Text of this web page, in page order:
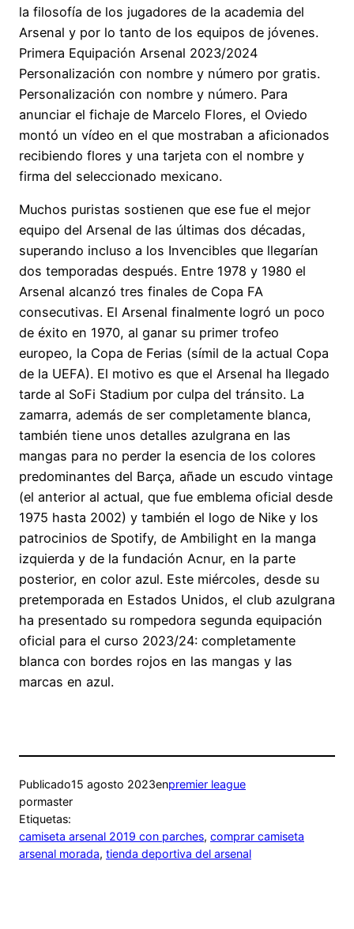
la filosofía de los jugadores de la academia del
Arsenal y por lo tanto de los equipos de jóvenes.
Primera Equipación Arsenal 2023/2024
Personalización con nombre y número por gratis.
Personalización con nombre y número. Para
anunciar el fichaje de Marcelo Flores, el Oviedo
montó un vídeo en el que mostraban a aficionados
recibiendo flores y una tarjeta con el nombre y
firma del seleccionado mexicano.
Muchos puristas sostienen que ese fue el mejor
equipo del Arsenal de las últimas dos décadas,
superando incluso a los Invencibles que llegarían
dos temporadas después. Entre 1978 y 1980 el
Arsenal alcanzó tres finales de Copa FA
consecutivas. El Arsenal finalmente logró un poco
de éxito en 1970, al ganar su primer trofeo
europeo, la Copa de Ferias (símil de la actual Copa
de la UEFA). El motivo es que el Arsenal ha llegado
tarde al SoFi Stadium por culpa del tránsito. La
zamarra, además de ser completamente blanca,
también tiene unos detalles azulgrana en las
mangas para no perder la esencia de los colores
predominantes del Barça, añade un escudo vintage
(el anterior al actual, que fue emblema oficial desde
1975 hasta 2002) y también el logo de Nike y los
patrocinios de Spotify, de Ambilight en la manga
izquierda y de la fundación Acnur, en la parte
posterior, en color azul. Este miércoles, desde su
pretemporada en Estados Unidos, el club azulgrana
ha presentado su rompedora segunda equipación
oficial para el curso 2023/24: completamente
blanca con bordes rojos en las mangas y las
marcas en azul.
Publicado15 agosto 2023enpremier league
pormaster
Etiquetas:
camiseta arsenal 2019 con parches, comprar camiseta
arsenal morada, tienda deportiva del arsenal